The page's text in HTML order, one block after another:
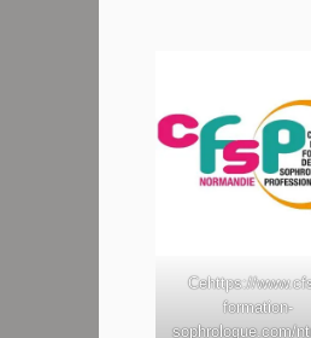
Cehttps://
formation-
sophrologue.com/